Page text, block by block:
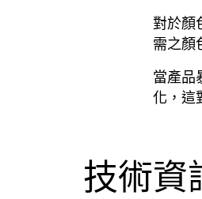
對於顏
需之顏
當產品
化，這
技術資